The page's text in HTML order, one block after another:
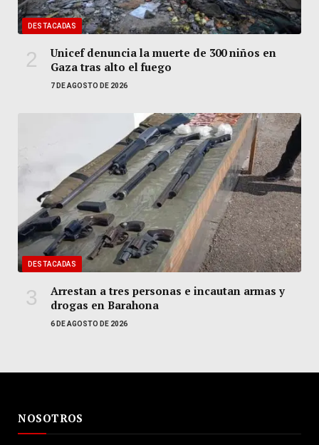
DESTACADAS
Unicef denuncia la muerte de 300 niños en
Gaza tras alto el fuego
7 DE AGOSTO DE 2026
DESTACADAS
Arrestan a tres personas e incautan armas y
drogas en Barahona
6 DE AGOSTO DE 2026
NOSOTROS